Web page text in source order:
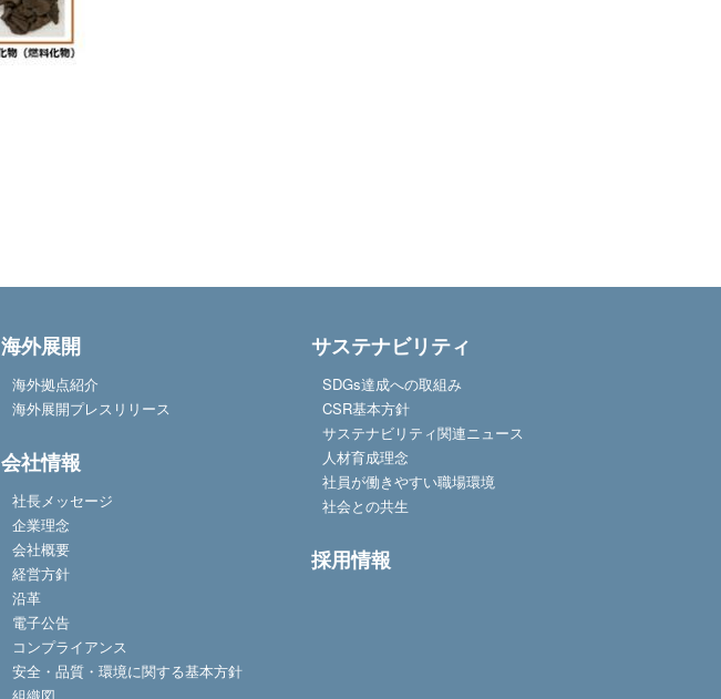
海外展開
海外拠点紹介
海外展開プレスリリース
会社情報
社長メッセージ
企業理念
会社概要
経営方針
沿革
電子公告
コンプライアンス
安全・品質・環境に関する基本方針
サステナビリティ
SDGs達成への取組み
CSR基本方針
サステナビリティ関連ニュース
人材育成理念
社員が働きやすい職場環境
社会との共生
採用情報